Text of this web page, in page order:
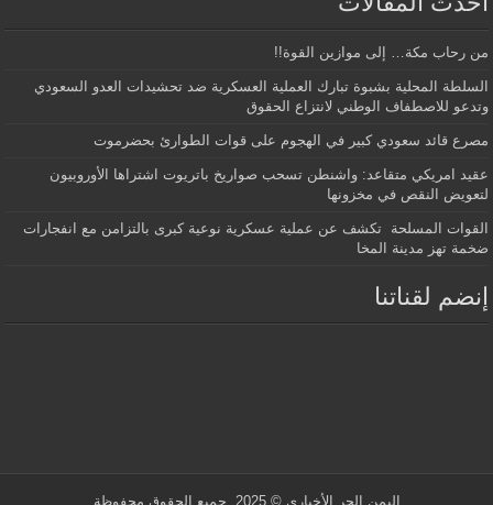
من رحاب مكة… إلى موازين القوة!!
السلطة المحلية بشبوة تبارك العملية العسكرية ضد تحشيدات العدو السعودي
وتدعو للاصطفاف الوطني لانتزاع الحقوق
مصرع قائد سعودي كبير في الهجوم على قوات الطوارئ بحضرموت
عقيد امريكي متقاعد: واشنطن تسحب صواريخ باتريوت اشتراها الأوروبيون
لتعويض النقص في مخزونها
القوات المسلحة تكشف عن عملية عسكرية نوعية كبرى بالتزامن مع انفجارات
ضخمة تهز مدينة المخا
إنضم لقناتنا
اليمن الحر الأخباري © 2025. جميع الحقوق محفوظة